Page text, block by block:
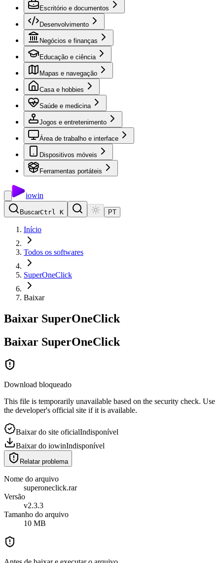
Escritório e documentos
Desenvolvimento
Negócios e finanças
Educação e ciência
Mapas e navegação
Casa e hobbies
Saúde e medicina
Jogos e entretenimento
Área de trabalho e interface
Dispositivos móveis
Ferramentas portáteis
iowin
BuscarCtrl K PT
Início
Todos os softwares
SuperOneClick
Baixar
Baixar SuperOneClick
Baixar SuperOneClick
Download bloqueado
This file is temporarily unavailable based on the security check. Use
the developer's official site if it is available.
Baixar do site oficialIndisponível
Baixar do iowinIndisponível
Relatar problema
Nome do arquivo
superoneclick.rar
Versão
v2.3.3
Tamanho do arquivo
10 MB